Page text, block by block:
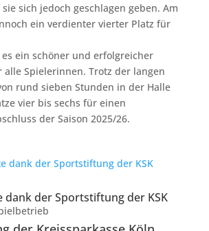
sich jedoch geschlagen geben. Am
ein verdienter vierter Platz für
ein schöner und erfolgreicher
alle Spielerinnen. Trotz der langen
rund sieben Stunden in der Halle
vier bis sechs für einen
der Saison 2025/26.
dank der Sportstiftung der KSK